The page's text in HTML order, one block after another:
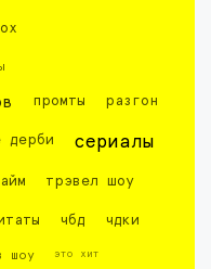
ох
промты разгон
дерби сериалы
трэвел шоу
чбд чдки
шоу это хит